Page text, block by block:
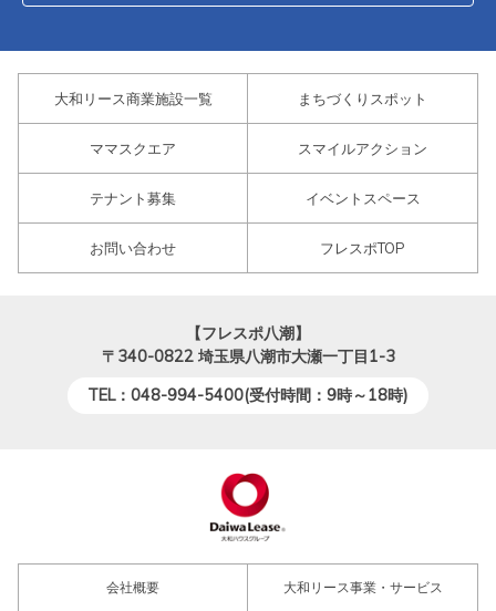
大和リース商業施設一覧 まちづくりスポット
ママスクエア スマイルアクション
テナント募集 イベントスペース
お問い合わせ フレスポTOP
【フレスポ八潮】
〒340-0822 埼玉県八潮市大瀬一丁目1-3
TEL：048-994-5400(受付時間：9時～18時)
会社概要 大和リース事業・サービス